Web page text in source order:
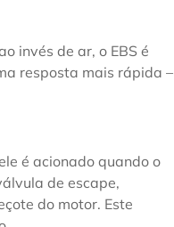
invés de ar, o EBS é
resposta mais rápida –
é acionado quando o
de escape,
do motor. Este